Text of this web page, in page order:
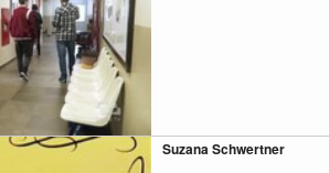
Suzana Schwertner